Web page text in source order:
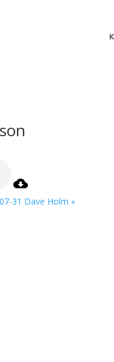
31 Dave Holm »